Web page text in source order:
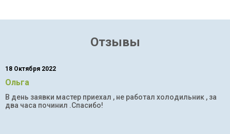
Отзывы
18 Октября 2022
Ольга
В день заявки мастер приехал , не работал холодильник , за
два часа починил .Спасибо!